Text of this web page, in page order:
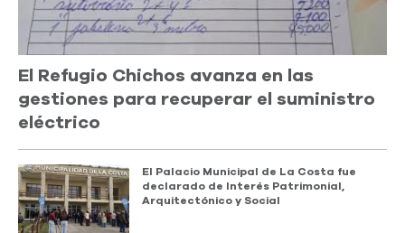
El Refugio Chichos avanza en las
gestiones para recuperar el suministro
eléctrico
El Palacio Municipal de La Costa fue
declarado de Interés Patrimonial,
Arquitectónico y Social